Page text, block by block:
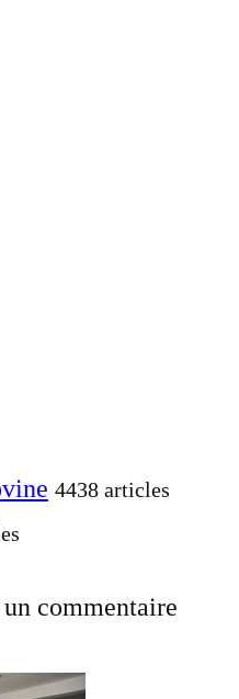
4438 articles
commentaire